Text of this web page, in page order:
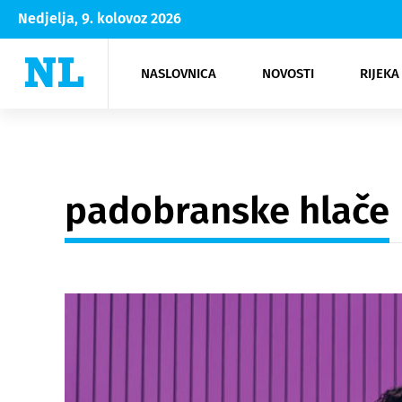
Nedjelja, 9. kolovoz 2026
NASLOVNICA NOVOSTI
Rijeka Opatija
NK
Moda
Kultura
padobranske hlače